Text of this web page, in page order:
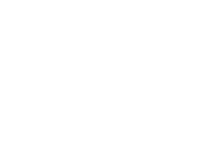
учетом ваших задач.